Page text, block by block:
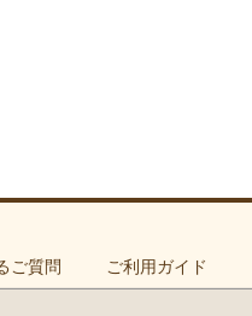
ご質問 ご利用ガイド